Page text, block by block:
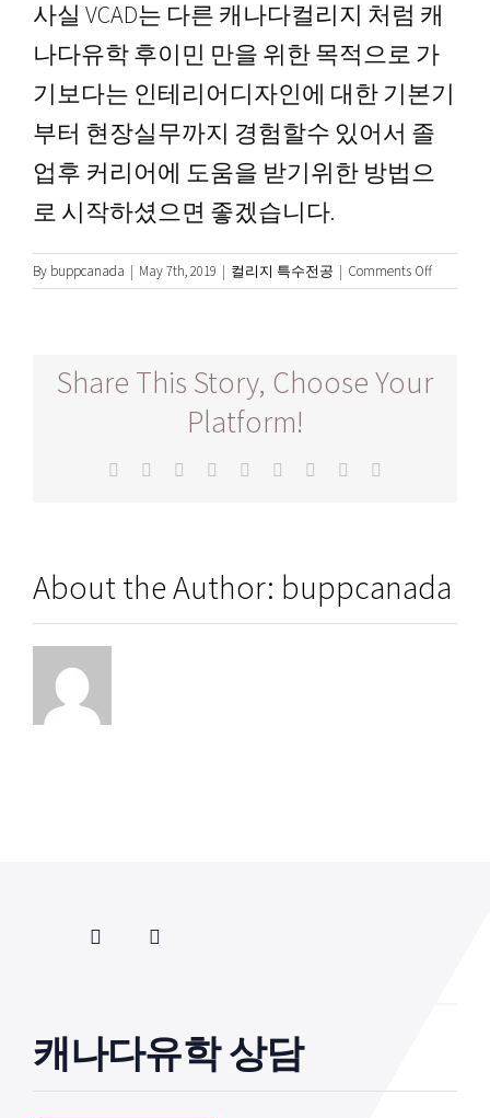
사실 VCAD는 다른 캐나다컬리지 처럼 캐
나다유학 후이민 만을 위한 목적으로 가
기보다는 인테리어디자인에 대한 기본기
부터 현장실무까지 경험할수 있어서 졸
업후 커리어에 도움을 받기위한 방법으
로 시작하셨으면 좋겠습니다.
By buppcanada | May 7th, 2019 | 컬리지 특수전공 | Comments Offon
VCAD
테
Share This Story, Choose Your
Platform!
Facebook
TwitterReddit LinkedInWhatsApp
TumblrPinterest
About the Author: buppcanada
캐나다유학 상담